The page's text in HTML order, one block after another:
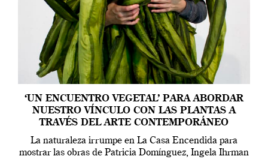
‘UN ENCUENTRO VEGETAL’ PARA ABORDAR
NUESTRO VÍNCULO CON LAS PLANTAS A
TRAVÉS DEL ARTE CONTEMPORÁNEO
La naturaleza irrumpe en La Casa Encendida para
mostrar las obras de Patricia Domínguez, Ingela Ihrman